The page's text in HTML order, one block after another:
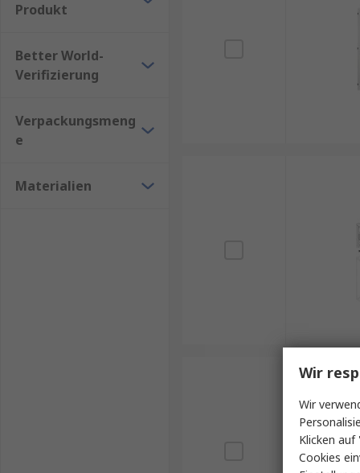
Produkt
Better World-
Verifizierung
Verpackungsmeng
e
Materialien
Wir
Wir
Klicken
Cookies